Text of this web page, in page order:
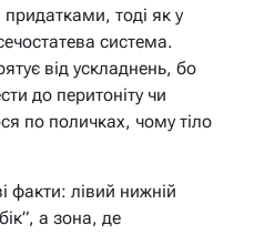
тоді як у
система.
від ускладнень, бо
до перитоніту чи
по поличках, чому тіло
факти: лівий нижній
а зона, де